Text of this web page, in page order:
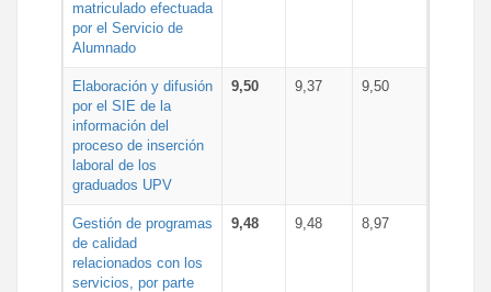
matriculado efectuada
por el Servicio de
Alumnado
Elaboración y difusión
por el SIE de la
información del
proceso de inserción
laboral de los
graduados UPV
9,50 9,37 9,50
Gestión de programas
de calidad
relacionados con los
servicios, por parte
9,48 9,48 8,97